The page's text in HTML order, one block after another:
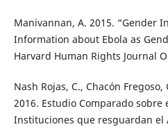
Manivannan, A. 2015. “Gender
Information about Ebola as
Harvard Human Rights Journal
Nash Rojas, C., Chacón
2016. Estudio Comparado
Instituciones que resguardan el